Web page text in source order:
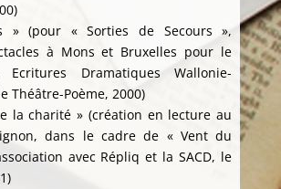
» (pour « Sorties de Secours »,
à Mons et Bruxelles pour le
Dramatiques Wallonie-
Théâtre-Poème, 2000)
la charité » (création en lecture au
dans le cadre de « Vent du
avec Répliq et la SACD, le